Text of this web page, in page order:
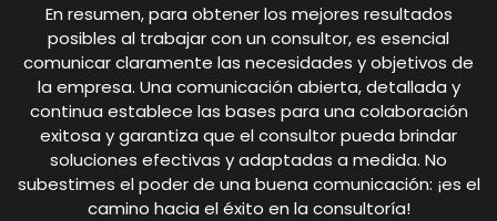
En resumen, para obtener los mejores resultados
posibles al trabajar con un consultor, es esencial
comunicar claramente las necesidades y objetivos de
la empresa. Una comunicación abierta, detallada y
continua establece las bases para una colaboración
exitosa y garantiza que el consultor pueda brindar
soluciones efectivas y adaptadas a medida. No
subestimes el poder de una buena comunicación: ¡es el
camino hacia el éxito en la consultoría!